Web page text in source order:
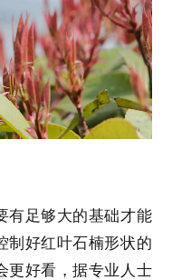
有足够大的基础才能
制好红叶石楠形状的
更好看，据专业人士